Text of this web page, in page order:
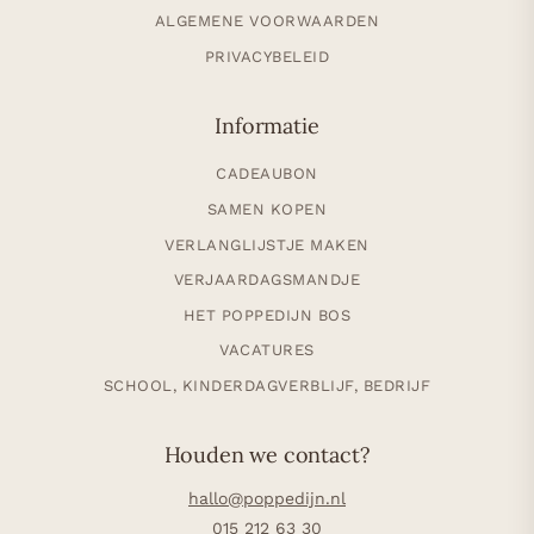
ALGEMENE VOORWAARDEN
PRIVACYBELEID
Informatie
CADEAUBON
SAMEN KOPEN
VERLANGLIJSTJE MAKEN
VERJAARDAGSMANDJE
HET POPPEDIJN BOS
VACATURES
SCHOOL, KINDERDAGVERBLIJF, BEDRIJF
Houden we contact?
hallo@poppedijn.nl
015 212 63 30